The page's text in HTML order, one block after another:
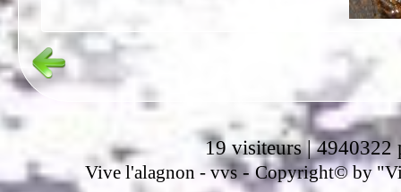
19 visiteurs | 4940322
Vive l'alagnon -vvs-Copyright© by